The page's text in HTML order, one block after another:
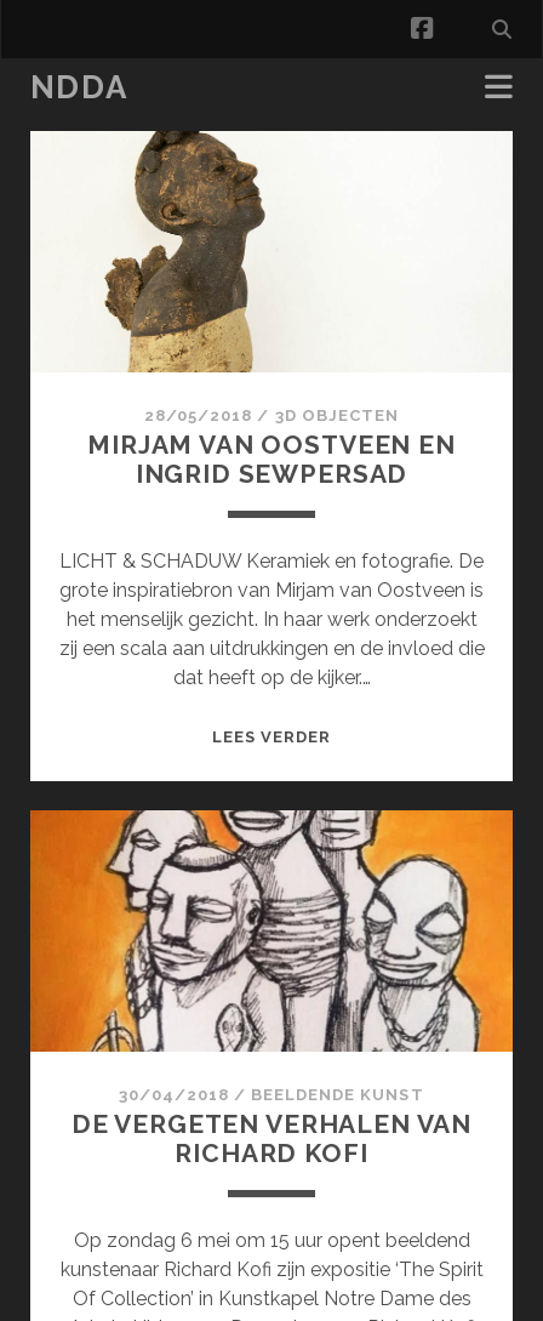
facebook
NDDA
NDDA
Posts
28/05/2018 / 3D OBJECTEN
MIRJAM VAN OOSTVEEN EN
INGRID SEWPERSAD
LICHT & SCHADUW Keramiek en fotografie. De
grote inspiratiebron van Mirjam van Oostveen is
het menselijk gezicht. In haar werk onderzoekt
zij een scala aan uitdrukkingen en de invloed die
dat heeft op de kijker.…
LEES VERDER
EN
INGRID
SEWPERSAD
30/04/2018 / BEELDENDE KUNST
DE VERGETEN VERHALEN VAN
RICHARD KOFI
Op zondag 6 mei om 15 uur opent beeldend
kunstenaar Richard Kofi zijn expositie ‘The Spirit
Of Collection’ in Kunstkapel Notre Dame des